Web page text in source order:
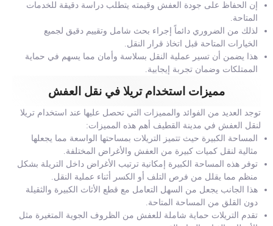
إن الحفاظ على جودة العفش وقيمته يتطلب دراسة دقيقة للخدمات
المتاحة.
لذلك من الضروري دائماً إجراء بحث شامل وتقييم دقيق لجميع
الخيارات المتاحة قبل اتخاذ قرار النقل.
هذا يضمن أن تسير عملية النقل بسلاسة وأمان مما يسهم في حماية
الممتلكات وضمان تجربة إيجابية.
مميزات استخدام تريلا في نقل العفش
توجد العديد من الفوائد والمميزات التي تحصل عليها عند استخدام تريلا
لنقل العفش في مدينة القطيف أهم هذه المميزات:
المساحة الكبيرة حيث تتميز التريلات بمساحتها الواسعة مما يجعلها
مثالية لنقل كميات كبيرة من العفش والأغراض المختلفة.
توفر هذه المساحة الكبيرة إمكانية ترتيب الأغراض داخل التريلة بشكل
منظم مما يقلل من فرص التلف أو الكسر أثناء عملية النقل.
هذا الجانب يجعل من السهل التعامل مع قطع الأثاث الكبيرة والثقيلة
دون القلق من المساحة المتاحة.
تقدم التريلات حماية شاملة للعفش من الظروف الجوية المتغيرة مثل